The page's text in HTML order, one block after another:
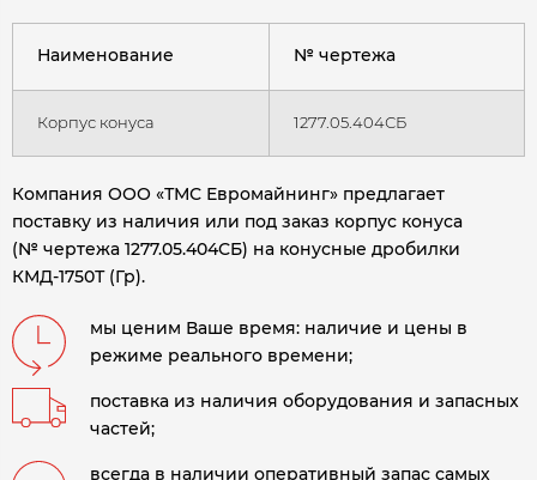
Наименование № чертежа
Корпус конуса 1277.05.404СБ
Компания ООО «ТМС Евромайнинг» предлагает
поставку из наличия или под заказ корпус конуса
(№ чертежа 1277.05.404СБ) на конусные дробилки
КМД-1750Т (Гр).
мы ценим Ваше время: наличие и цены в
режиме реального времени;
поставка из наличия оборудования и запасных
частей;
всегда в наличии оперативный запас самых